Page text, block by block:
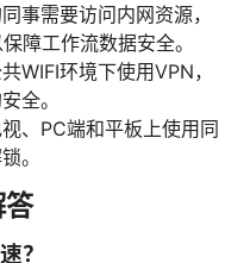
事需要访问内网资源，
障工作流数据安全。
WIFI环境下使用VPN，
全。
、PC端和平板上使用同
。
答
？